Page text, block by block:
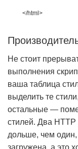
</html>
Не стоит
выполнения
ваша таблица
выделить те
остальные —
стилей. Два
дольше, чем один,
загружена, а это